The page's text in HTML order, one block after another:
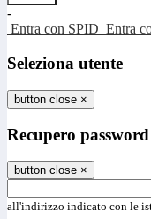
-
Entra con SPID Entra
Seleziona utente
button close ×
Recupero password
button close ×
all'indirizzo indicato con le